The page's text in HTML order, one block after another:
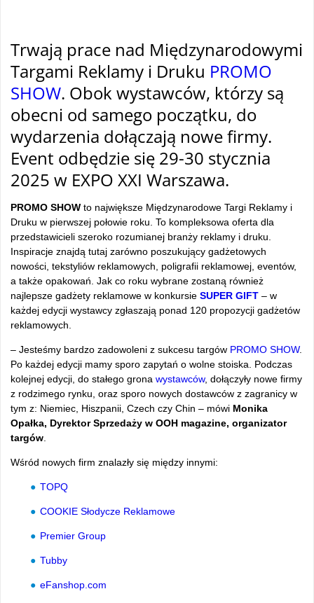
Trwają prace nad Międzynarodowymi
Targami Reklamy i Druku PROMO
SHOW. Obok wystawców, którzy są
obecni od samego początku, do
wydarzenia dołączają nowe firmy.
Event odbędzie się 29-30 stycznia
2025 w EXPO XXI Warszawa.
PROMO SHOW to największe Międzynarodowe Targi Reklamy i
Druku w pierwszej połowie roku. To kompleksowa oferta dla
przedstawicieli szeroko rozumianej branży reklamy i druku.
Inspiracje znajdą tutaj zarówno poszukujący gadżetowych
nowości, tekstyliów reklamowych, poligrafii reklamowej, eventów,
a także opakowań. Jak co roku wybrane zostaną również
najlepsze gadżety reklamowe w konkursie SUPER GIFT – w
każdej edycji wystawcy zgłaszają ponad 120 propozycji gadżetów
reklamowych.
– Jesteśmy bardzo zadowoleni z sukcesu targów PROMO SHOW.
Po każdej edycji mamy sporo zapytań o wolne stoiska. Podczas
kolejnej edycji, do stałego grona wystawców, dołączyły nowe firmy
z rodzimego rynku, oraz sporo nowych dostawców z zagranicy w
tym z: Niemiec, Hiszpanii, Czech czy Chin – mówi Monika
Opałka, Dyrektor Sprzedaży w OOH magazine, organizator
targów
Wśród nowych firm znalazły się między innymi:
TOPQ
COOKIE Słodycze Reklamowe
Premier Group
Tubby
eFanshop.com